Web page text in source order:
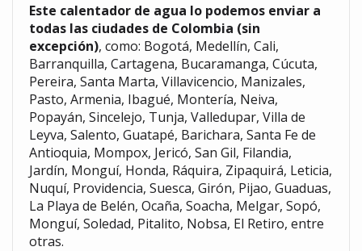
Este calentador de agua lo podemos enviar a
todas las ciudades de Colombia (sin
excepción), como: Bogotá, Medellín, Cali,
Barranquilla, Cartagena, Bucaramanga, Cúcuta,
Pereira, Santa Marta, Villavicencio, Manizales,
Pasto, Armenia, Ibagué, Montería, Neiva,
Popayán, Sincelejo, Tunja, Valledupar, Villa de
Leyva, Salento, Guatapé, Barichara, Santa Fe de
Antioquia, Mompox, Jericó, San Gil, Filandia,
Jardín, Monguí, Honda, Ráquira, Zipaquirá, Leticia,
Nuquí, Providencia, Suesca, Girón, Pijao, Guaduas,
La Playa de Belén, Ocaña, Soacha, Melgar, Sopó,
Monguí, Soledad, Pitalito, Nobsa, El Retiro, entre
otras.